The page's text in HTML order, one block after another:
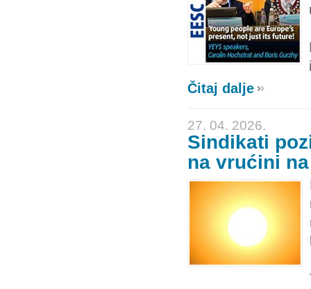
Čitaj dalje
27. 04. 2026.
Sindikati
na vrućini